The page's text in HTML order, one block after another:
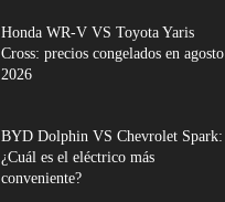
Honda WR-V VS Toyota Yaris
Cross: precios congelados en agosto
2026
BYD Dolphin VS Chevrolet Spark:
¿Cuál es el eléctrico más
conveniente?